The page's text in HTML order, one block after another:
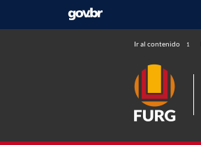
Ir al contenido 1